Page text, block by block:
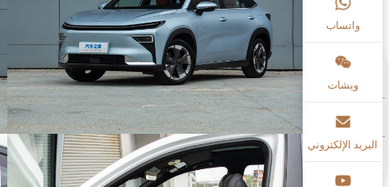
واتساب
ويشات
البريد الإلكتروني